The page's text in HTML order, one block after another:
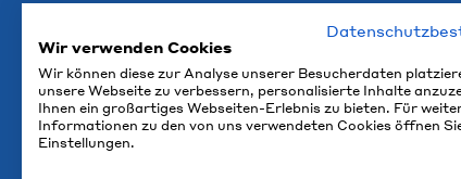
info@ccm.ch
Wir verwenden Cookies
Wir können diese zur Analyse unserer Besucherdaten
unsere Webseite zu verbessern, personalisierte Inhalte
Ihnen ein großartiges Webseiten-Erlebnis zu bieten. Für
Informationen zu den von uns verwendeten Cookies öffnen
Einstellungen.